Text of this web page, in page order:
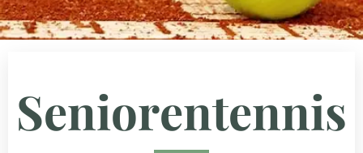
Seniorentennis